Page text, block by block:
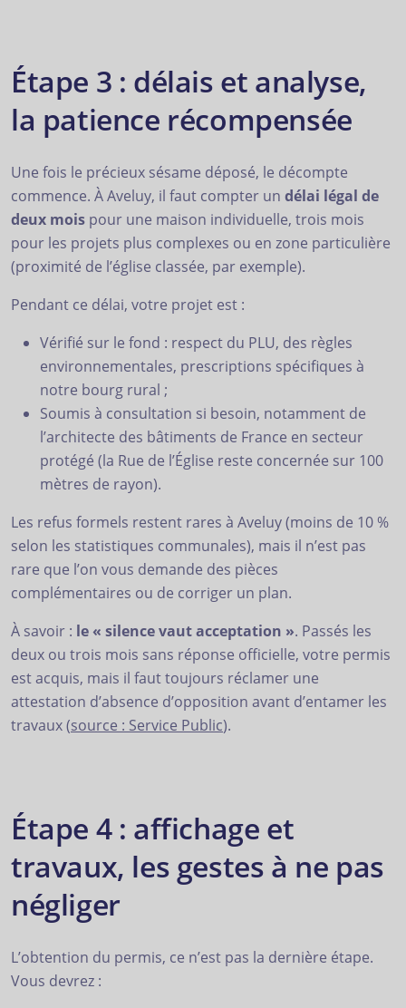
Étape 3 : délais et analyse,
la patience récompensée
Une fois le précieux sésame déposé, le décompte
commence. À Aveluy, il faut compter un délai légal de
deux mois pour une maison individuelle, trois mois
pour les projets plus complexes ou en zone particulière
(proximité de l’église classée, par exemple).
Pendant ce délai, votre projet est :
Vérifié sur le fond : respect du PLU, des règles
environnementales, prescriptions spécifiques à
notre bourg rural ;
Soumis à consultation si besoin, notamment de
l’architecte des bâtiments de France en secteur
protégé (la Rue de l’Église reste concernée sur 100
mètres de rayon).
Les refus formels restent rares à Aveluy (moins de 10 %
selon les statistiques communales), mais il n’est pas
rare que l’on vous demande des pièces
complémentaires ou de corriger un plan.
À savoir : le « silence vaut acceptation ». Passés les
deux ou trois mois sans réponse officielle, votre permis
est acquis, mais il faut toujours réclamer une
attestation d’absence d’opposition avant d’entamer les
travaux (source : Service Public).
Étape 4 : affichage et
travaux, les gestes à ne pas
négliger
L’obtention du permis, ce n’est pas la dernière étape.
Vous devrez :